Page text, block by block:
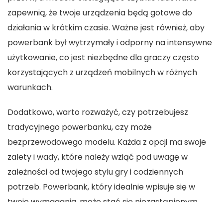
zapewnią, że twoje urządzenia będą gotowe do
działania w krótkim czasie. Ważne jest również, aby
powerbank był wytrzymały i odporny na intensywne
użytkowanie, co jest niezbędne dla graczy często
korzystających z urządzeń mobilnych w różnych
warunkach.
Dodatkowo, warto rozważyć, czy potrzebujesz
tradycyjnego powerbanku, czy może
bezprzewodowego modelu. Każda z opcji ma swoje
zalety i wady, które należy wziąć pod uwagę w
zależności od twojego stylu gry i codziennych
potrzeb. Powerbank, który idealnie wpisuje się w